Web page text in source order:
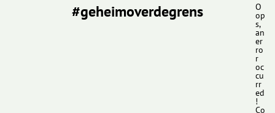
#geheimoverdegrens O
op
s,
an
er
ro
r
oc
cu
rr
ed
!
Co